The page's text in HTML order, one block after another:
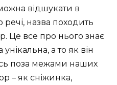
відшукати в
речі, назва походить
Це все про нього знає
а то як він
поза межами наших
– як сніжинка,